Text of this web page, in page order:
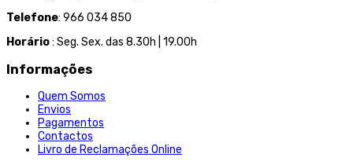
Telefone: 966 034 850
Horário: Seg. Sex. das 8.30h | 19.00h
Informações
Quem Somos
Envios
Pagamentos
Contactos
Livro de Reclamações Online